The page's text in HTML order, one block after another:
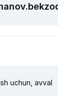
uchun, avval